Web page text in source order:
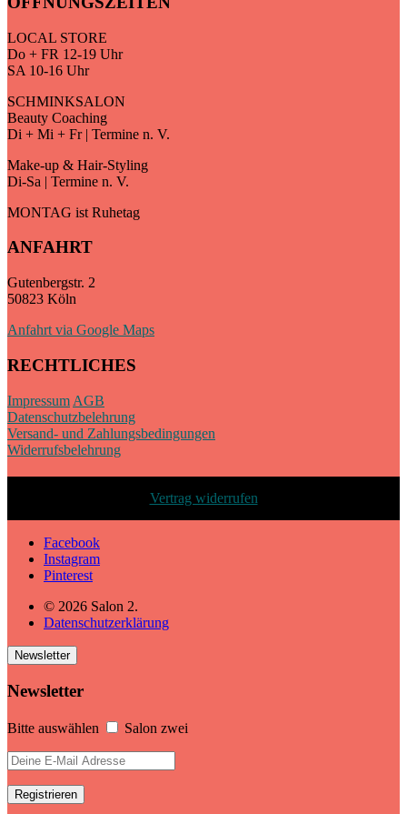
LOCAL STORE
Do + FR 12-19 Uhr
SA 10-16 Uhr
SCHMINKSALON
Beauty Coaching
Di + Mi + Fr | Termine n. V.
Make-up & Hair-Styling
Di-Sa | Termine n. V.
MONTAG ist Ruhetag
ANFAHRT
Gutenbergstr. 2
50823 Köln
Anfahrt via Google Maps
RECHTLICHES
Impressum AGB
Datenschutzbelehrung
Versand- und Zahlungsbedingungen
Widerrufsbelehrung
Vertrag widerrufen
Facebook
Instagram
Pinterest
© 2026 Salon 2.
Datenschutzerklärung
Newsletter
Newsletter
Bitte auswählen Salon zwei